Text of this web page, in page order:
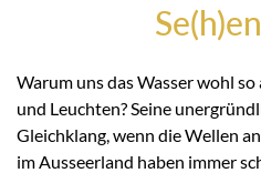
Warum uns das Wasser wohl
und Leuchten? Seine
Gleichklang, wenn die Wellen
im Ausseerland haben immer